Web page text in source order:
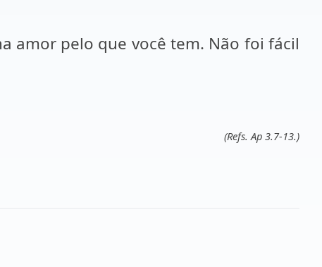
amor pelo que você tem. Não foi fácil
(Refs. Ap 3.7-13.)